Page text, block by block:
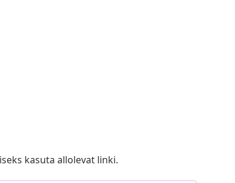
kasuta allolevat linki.